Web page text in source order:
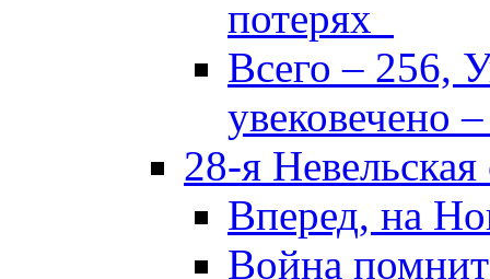
потерях
Всего – 256,
увековечено
28-я Невельская
Вперед, на
Война